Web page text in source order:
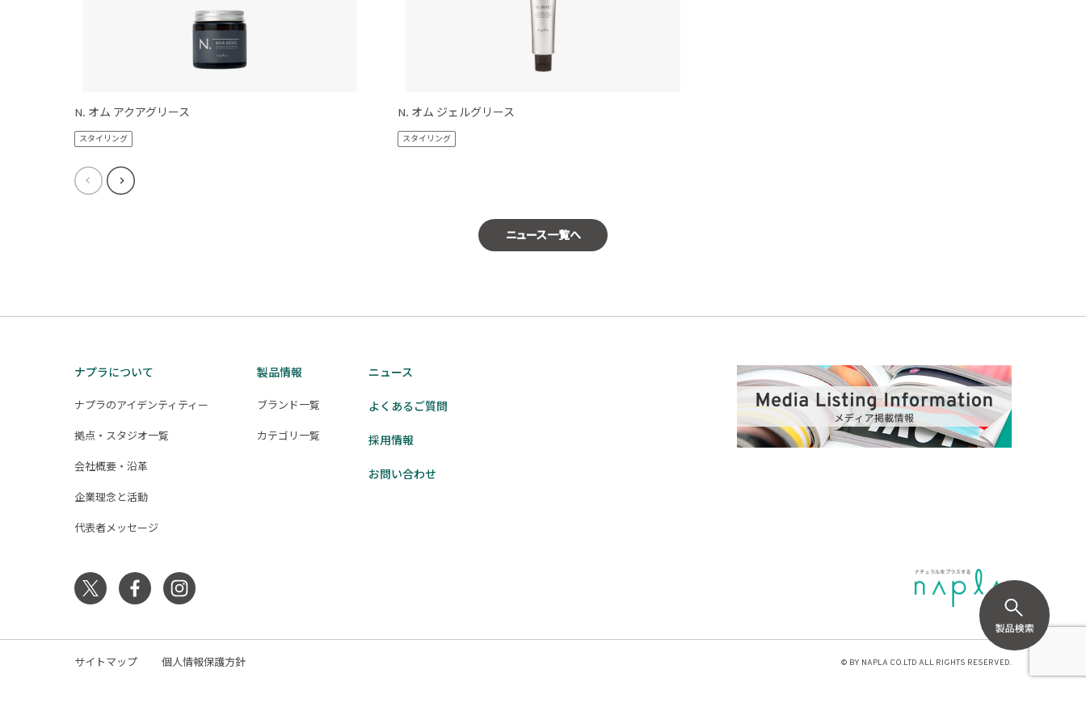
N. オム アクアグリース
スタイリング
N. オム ジェルグリース
スタイリング
ニュース一覧へ
ナプラについて
ナプラのアイデンティティー
拠点・スタジオ一覧
会社概要・沿革
企業理念と活動
代表者メッセージ
製品情報
ブランド一覧
カテゴリ一覧
ニュース
よくあるご質問
採用情報
お問い合わせ
サイトマップ 個人情報保護方針 © BY NAPLA CO.LTD ALL RIGHTS RESERVED.